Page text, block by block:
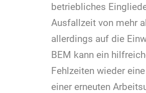
betriebliches
Ausfallzeit von mehr
allerdings auf die
BEM kann ein
Fehlzeiten wieder
einer erneuten